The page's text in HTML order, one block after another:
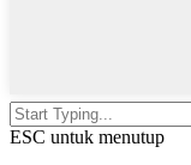
ESC untuk menutup